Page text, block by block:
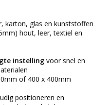
karton, glas en kunststoffen
hout, leer, textiel en
instelling voor snel en
of 400 x 400mm
positioneren en